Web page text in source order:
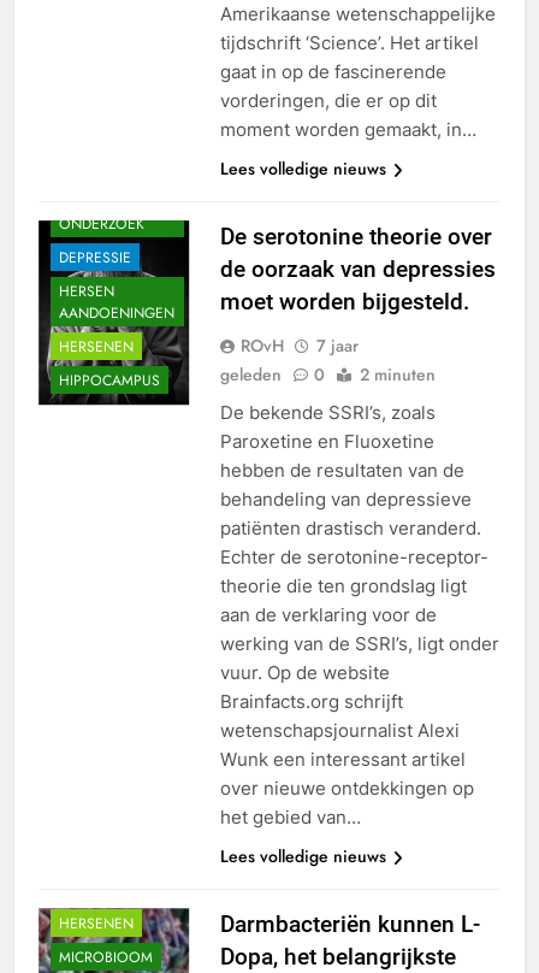
Amerikaanse wetenschappelijke
tijdschrift ‘Science’. Het artikel
gaat in op de fascinerende
vorderingen, die er op dit
moment worden gemaakt, in…
Lees volledige nieuws
ONDERZOEK
DEPRESSIE
HERSEN
AANDOENINGEN
HERSENEN
HIPPOCAMPUS
De serotonine theorie over
de oorzaak van depressies
moet worden bijgesteld.
ROvH
7 jaar
geleden
0 2 minuten
De bekende SSRI’s, zoals
Paroxetine en Fluoxetine
hebben de resultaten van de
behandeling van depressieve
patiënten drastisch veranderd.
Echter de serotonine-receptor-
theorie die ten grondslag ligt
aan de verklaring voor de
werking van de SSRI’s, ligt onder
vuur. Op de website
Brainfacts.org schrijft
wetenschapsjournalist Alexi
Wunk een interessant artikel
over nieuwe ontdekkingen op
het gebied van…
Lees volledige nieuws
HERSENEN
MICROBIOOM
Darmbacteriën kunnen L-
Dopa, het belangrijkste